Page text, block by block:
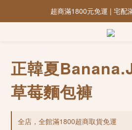
超商滿1800元免運 | 宅配
正韓夏
草莓麵包褲
全店，全館滿1800超商取貨免運